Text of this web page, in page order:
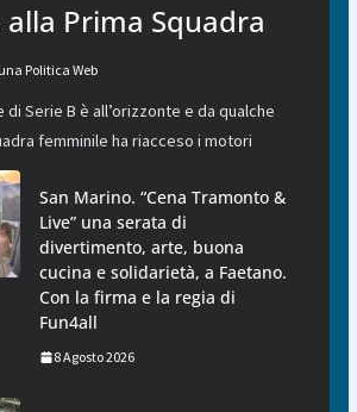
Prima Squadra
Politica Web
di Serie B è all’orizzonte e da qualche
femminile ha riacceso i motori
San Marino. “Cena Tramonto &
Live” una serata di
divertimento, arte, buona
cucina e solidarietà, a Faetano.
Con la firma e la regia di
Fun4all
8 Agosto 2026